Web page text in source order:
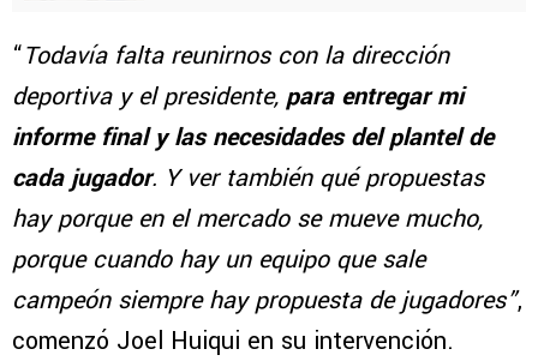
“Todavía falta reunirnos con la dirección
deportiva y el presidente, para entregar mi
informe final y las necesidades del plantel de
cada jugador. Y ver también qué propuestas
hay porque en el mercado se mueve mucho,
porque cuando hay un equipo que sale
campeón siempre hay propuesta de jugadores”,
comenzó Joel Huiqui en su intervención.